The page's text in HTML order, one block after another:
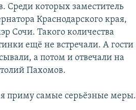
Среди которых заместитель
Краснодарского края,
Сочи. Такого количества
ещё не встречали. А гости
а потом и отвечали на
Пахомов.
я приму самые серьёзные меры.